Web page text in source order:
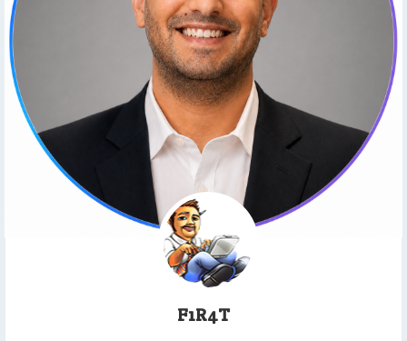
F1R4T